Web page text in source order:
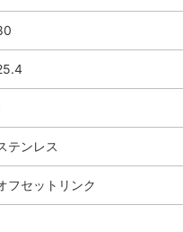
テンレス
フセットリンク